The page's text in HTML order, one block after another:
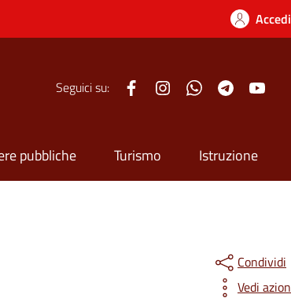
Seguici su: FacebookInstagramWhatsappTelegram
pubbliche Turismo Istruzione
Condividi
Vedi